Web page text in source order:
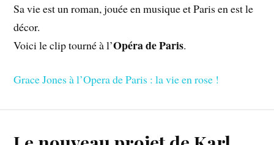
Sa vie est un roman, jouée en musique et Paris en est le
décor.
Voici le clip tourné à l’Opéra de Paris.
Grace Jones à l’Opera de Paris : la vie en rose !